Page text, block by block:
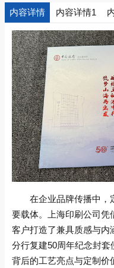
内容详情 内容详情1
在企业品牌传播中，
要载体。上海印刷公司凭
客户打造了兼具质感与内
分行复建50周年纪念封
背后的工艺亮点与定制价